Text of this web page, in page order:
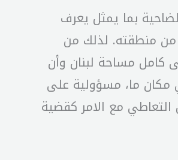
بما يمثل يعرف
من منطقته. لذلك من
كامل مساحة لبنان وأن
مكان ما، مسؤولية على
مع الامر كقضية